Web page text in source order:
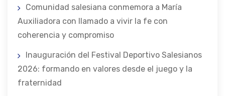
Comunidad salesiana conmemora a María
Auxiliadora con llamado a vivir la fe con
coherencia y compromiso
Inauguración del Festival Deportivo Salesianos
2026: formando en valores desde el juego y la
fraternidad